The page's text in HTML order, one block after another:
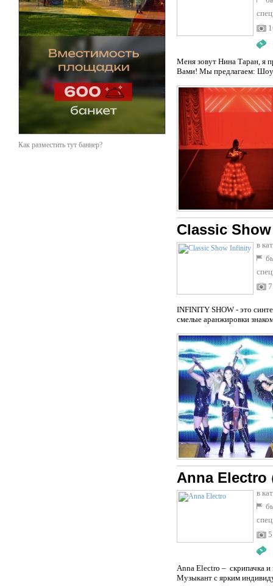
Как разместить тут баннер?
:
Меня зовут Нина Таран, я
Вами! Мы предлагаем: Шоу-
Classic
в
7
INFINITY SHOW - это
смелые аранжировки
Anna Electro
в
5
:
Anna Electro – скрипачка
Музыкант с ярким